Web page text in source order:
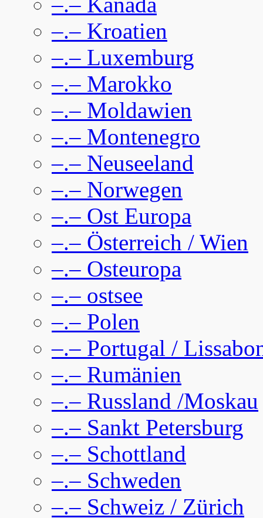
–.– Kroatien
–.– Luxemburg
–.– Marokko
–.– Moldawien
–.– Montenegro
–.– Neuseeland
–.– Norwegen
–.– Ost Europa
–.– Österreich / Wien
–.– Osteuropa
–.– ostsee
–.– Polen
–.– Portugal /
–.– Rumänien
–.– Russland /Moskau
–.– Sankt Petersburg
–.– Schottland
–.– Schweden
–.– Schweiz / Zürich